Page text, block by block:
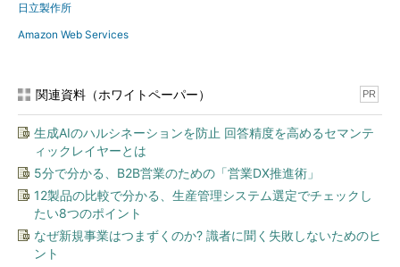
日立製作所
Amazon Web Services
関連資料（ホワイトペーパー） PR
生成AIのハルシネーションを防止 回答精度を高めるセマンテ
ィックレイヤーとは
5分で分かる、B2B営業のための「営業DX推進術」
12製品の比較で分かる、生産管理システム選定でチェックし
たい8つのポイント
なぜ新規事業はつまずくのか? 識者に聞く失敗しないためのヒ
ント